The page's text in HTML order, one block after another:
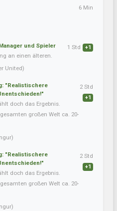
6 Min
und Spieler
an einen älteren.
United)
1 Std +1
"Realistischere
doch das Ergebnis.
großen Welt ca. 20-
2 Std
+1
"Realistischere
doch das Ergebnis.
großen Welt ca. 20-
2 Std
+1